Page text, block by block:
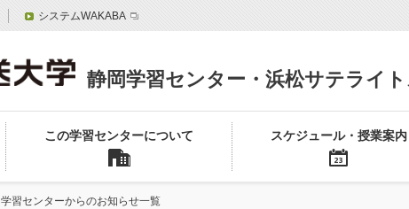
システムWAKABA
静岡学習センター・浜松サテライ
この学習センターについて スケジュール・授業案内
学習センターからのお知らせ一覧